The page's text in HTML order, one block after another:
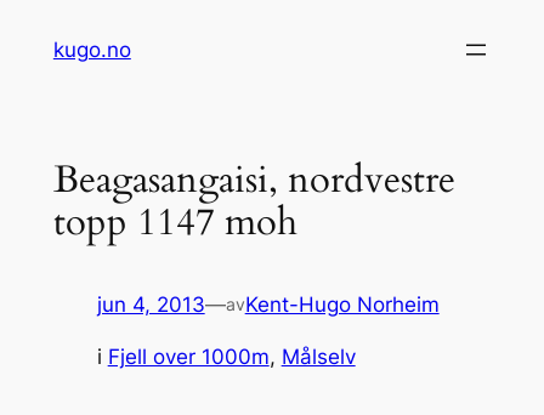
kugo.no
Beagasangaisi, nordvestre
topp 1147 moh
jun 4, 2013—avKent-Hugo Norheim
i Fjell over 1000m, Målselv